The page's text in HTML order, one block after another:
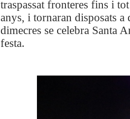
traspassat fronteres fins i
anys, i tornaran disposats
dimecres se celebra Santa
festa.